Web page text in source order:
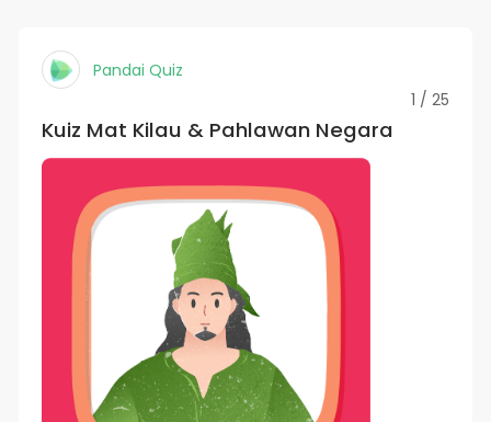
Pandai Quiz
Kuiz Mat Kilau & Pahlawan Negara
1 / 25